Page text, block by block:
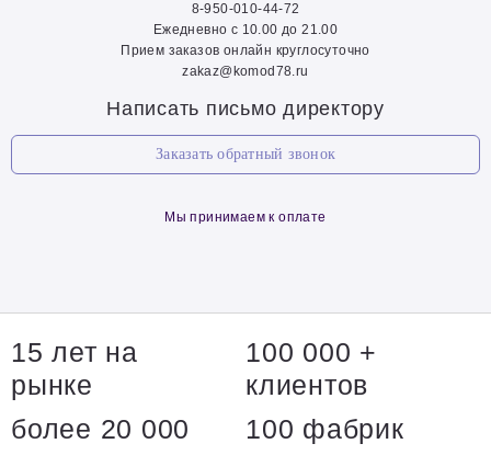
8-950-010-44-72
Ежедневно с 10.00 до 21.00
Прием заказов онлайн круглосуточно
zakaz@komod78.ru
Написать письмо директору
Заказать обратный звонок
Мы принимаем к оплате
15 лет на
рынке
100 000 +
клиентов
более 20 000
100 фабрик